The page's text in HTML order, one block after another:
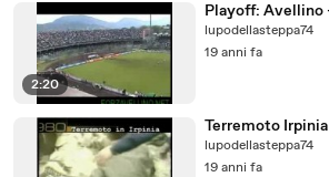
2:20
lupodellasteppa74
19 anni fa
Terremoto Irpinia
lupodellasteppa74
19 anni fa